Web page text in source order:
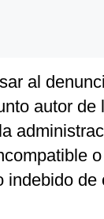
al
autor de
o
indebido de